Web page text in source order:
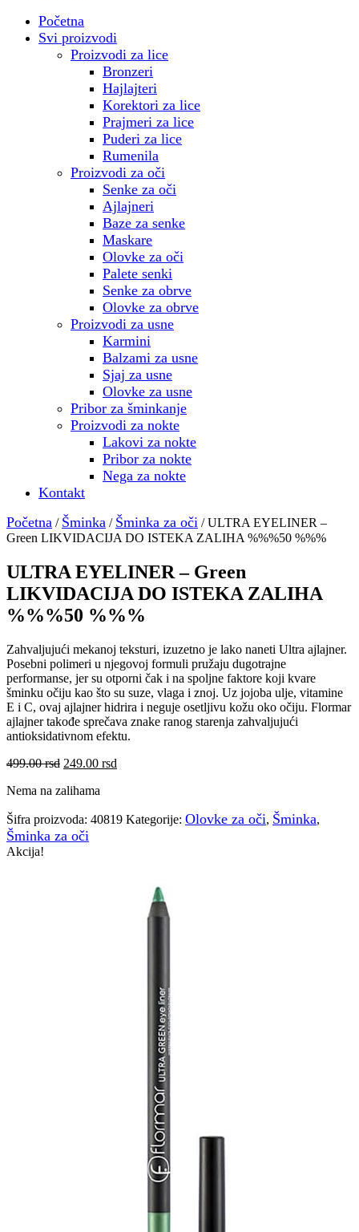
Početna
Svi proizvodi
Proizvodi za lice
Bronzeri
Hajlajteri
Korektori za lice
Prajmeri za lice
Puderi za lice
Rumenila
Proizvodi za oči
Senke za oči
Ajlajneri
Baze za senke
Maskare
Olovke za oči
Palete senki
Senke za obrve
Olovke za obrve
Proizvodi za usne
Karmini
Balzami za usne
Sjaj za usne
Olovke za usne
Pribor za šminkanje
Proizvodi za nokte
Lakovi za nokte
Pribor za nokte
Nega za nokte
Kontakt
Početna / Šminka / Šminka za oči / ULTRA EYELINER –
Green LIKVIDACIJA DO ISTEKA ZALIHA %%%50 %%%
ULTRA EYELINER – Green
LIKVIDACIJA DO ISTEKA ZALIHA
%%%50 %%%
Zahvaljujući mekanoj teksturi, izuzetno je lako naneti Ultra ajlajner.
Posebni polimeri u njegovoj formuli pružaju dugotrajne
performanse, jer su otporni čak i na spoljne faktore koji kvare
šminku očiju kao što su suze, vlaga i znoj. Uz jojoba ulje, vitamine
E i C, ovaj ajlajner hidrira i neguje osetljivu kožu oko očiju. Flormar
ajlajner takođe sprečava znake ranog starenja zahvaljujući
antioksidativnom efektu.
499.00rsd Originalna
je
499.00 rsd.
249.00 rsd
Nema na zalihama
Šifra proizvoda: 40819 Kategorije: Olovke za oči, Šminka,
Šminka za oči
Akcija!